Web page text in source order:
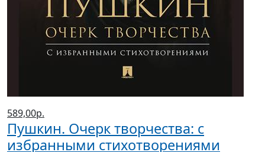
589,00р.
Пушкин. Очерк творчества: с
избранными стихотворениями